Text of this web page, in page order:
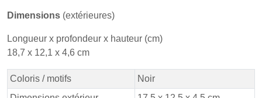
Dimensions (extérieures)
Longueur x profondeur x hauteur (cm)
18,7 x 12,1 x 4,6 cm
Coloris / motifs
Noir